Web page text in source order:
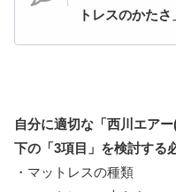
トレスのかた
自分に適切な「西川エア
下の「3項目」を検討する
・マットレスの種類